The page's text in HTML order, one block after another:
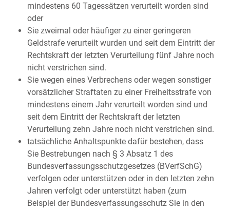
mindestens 60 Tagessätzen verurteilt worden sind
oder
Sie zweimal oder häufiger zu einer geringeren
Geldstrafe verurteilt wurden und seit dem Eintritt der
Rechtskraft der letzten Verurteilung fünf Jahre noch
nicht verstrichen sind.
Sie wegen eines Verbrechens oder wegen sonstiger
vorsätzlicher Straftaten zu einer Freiheitsstrafe von
mindestens einem Jahr verurteilt worden sind und
seit dem Eintritt der Rechtskraft der letzten
Verurteilung zehn Jahre noch nicht verstrichen sind.
tatsächliche Anhaltspunkte dafür bestehen, dass
Sie Bestrebungen nach § 3 Absatz 1 des
Bundesverfassungsschutzgesetzes (BVerfSchG)
verfolgen oder unterstützen oder in den letzten zehn
Jahren verfolgt oder unterstützt haben (zum
Beispiel der Bundesverfassungsschutz Sie in den